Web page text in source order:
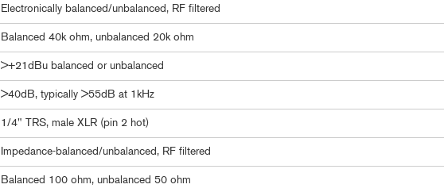
Electronically balanced/unbalanced, RF filtered
Balanced 40k ohm, unbalanced 20k ohm
>+21dBu balanced or unbalanced
>40dB, typically >55dB at 1kHz
1/4" TRS, male XLR (pin 2 hot)
Impedance-balanced/unbalanced, RF filtered
Balanced 100 ohm, unbalanced 50 ohm